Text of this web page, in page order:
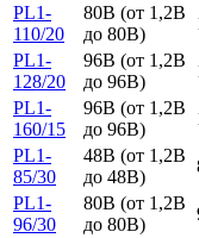
PL1-
110/20
80В (от 1,2В
до 80В)
PL1-
128/20
96В (от 1,2В
до 96В)
PL1-
160/15
96В (от 1,2В
до 96В)
PL1-
85/30
48В (от 1,2В
до 48В)
PL1-
96/30
80В (от 1,2В
до 80В)